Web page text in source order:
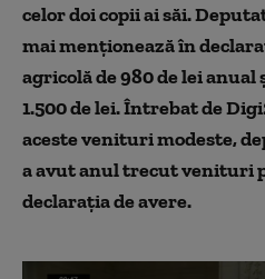
celor doi copii ai săi.
mai menționează în
agricolă de 980 de lei anual
1.500 de lei. Întrebat de
aceste venituri modeste,
a avut anul trecut venituri
declarația de avere.